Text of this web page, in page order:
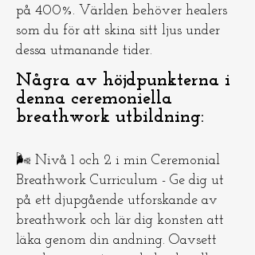
på 400%. Världen behöver healers
som du för att skina sitt ljus under
dessa utmanande tider.
Några av höjdpunkterna i
denna ceremoniella
breathwork utbildning:
🌬️ Nivå 1 och 2 i min Ceremonial
Breathwork Curriculum - Ge dig ut
på ett djupgående utforskande av
breathwork och lär dig konsten att
läka genom din andning. Oavsett